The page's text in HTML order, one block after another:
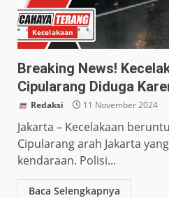
Kecelakaan
Breaking News!
Cipularang Diduga
Redaksi 11 November 2024
Jakarta – Kecelakaan
Cipularang arah Jakarta
kendaraan. Polisi...
Baca Selengkapnya